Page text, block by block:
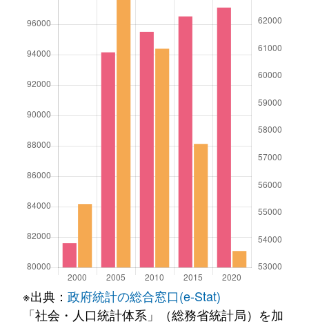
※出典： 政府統計の総合窓口(e-Stat)
「社会・人口統計体系」（総務省統計局）を加